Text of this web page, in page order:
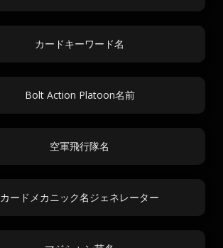
カードキーワード名
Bolt Action Platoon名前
空軍飛行隊名
カードメカニック名ジェネレーター